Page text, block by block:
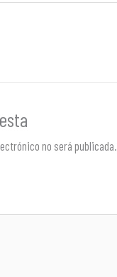
no será publicada.